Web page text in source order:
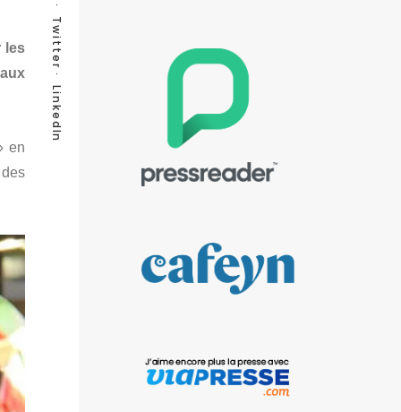
Twitter
LinkedIn
les
en